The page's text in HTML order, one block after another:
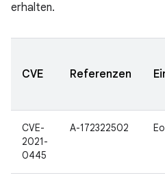
erhalten.
CVE Referenzen
CVE-
2021-
0445
A-172322502